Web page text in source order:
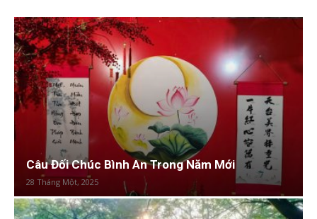
Câu Đối Chúc Bình An Trong Năm Mới
28 Tháng Một, 2025